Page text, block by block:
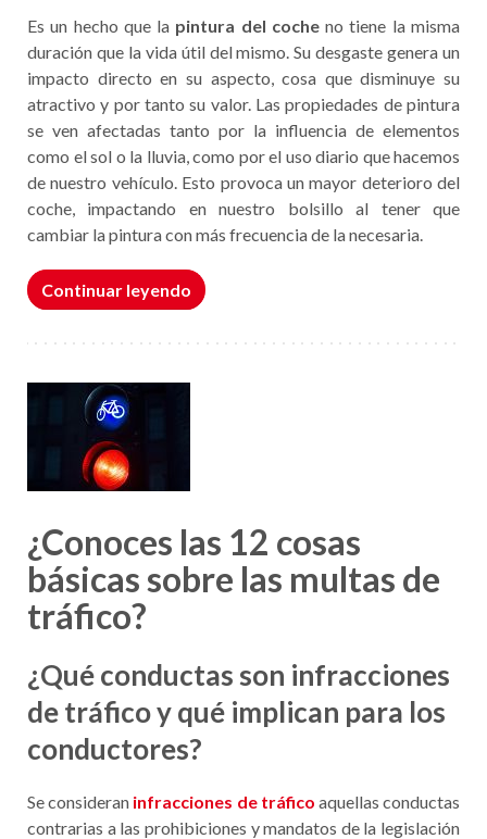
Es un hecho que la pintura del cocheno tiene la misma
duración que la vida útil del mismo. Su desgaste genera un
impacto directo en su aspecto, cosa que disminuye su
atractivo y por tanto su valor. Las propiedades de pintura
se ven afectadas tanto por la influencia de elementos
como el sol o la lluvia, como por el uso diario que hacemos
de nuestro vehículo. Esto provoca un mayor deterioro del
coche, impactando en nuestro bolsillo al tener que
cambiar la pintura con más frecuencia de la necesaria.
Continuar leyendo
¿Conoces las 12 cosas
básicas sobre las multas de
tráfico?
¿Qué conductas son infracciones
de tráfico y qué implican para los
conductores?
Se consideran infracciones de tráfico aquellas conductas
contrarias a las prohibiciones y mandatos de la legislación